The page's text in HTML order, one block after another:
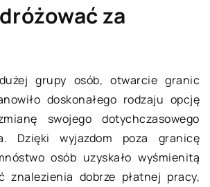
za
grupy osób, otwarcie granic
doskonałego rodzaju opcję
swojego dotychczasowego
Dzięki wyjazdom poza granicę
osób uzyskało wyśmienitą
znalezienia dobrze płatnej pracy,